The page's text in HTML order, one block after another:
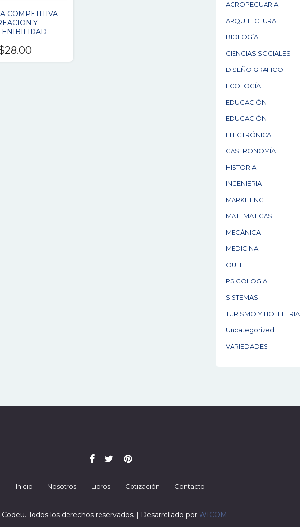
COMPETITIVA
Y
28.00
AGROPECUARIA
ARQUITECTURA
BIOLOGÍA
CIENCIAS SOCIALES
DISEÑO GRAFICO
ECOLOGÍA
EDUCACIÓN
EDUCACIÓN
ELECTRÓNICA
GASTRONOMÍA
HISTORIA
INGENIERIA
MARKETING
MATEMATICAS
MECÁNICA
MEDICINA
OUTLET
PSICOLOGIA
SISTEMAS
TURISMO Y HOTELERIA
Uncategorized
VARIEDADES
Inicio Nosotros Libros Cotización Contacto
Todos los derechos reservados. | Desarrollado por WICOM